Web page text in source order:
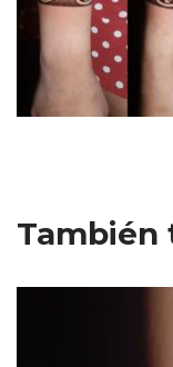
También